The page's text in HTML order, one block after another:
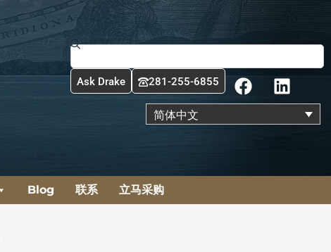
Search
Ask Drake 281-255-6855
F
a
c
e
o
k
L
i
n
k
i
n
简体中文
Blog 联系 立马采购